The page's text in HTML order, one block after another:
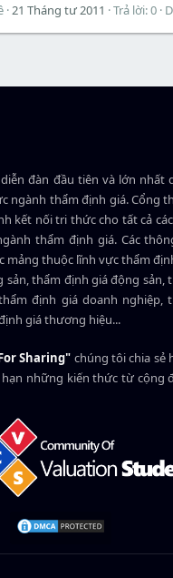
21 Tháng tư 2011 Trả lời: 0
đàn đầu tiên và lớn nhất
ngành thẩm định giá. Cổng
kết nối tri thức cho tất cả
thẩm định giá. Các
mảng thuộc lĩnh vực thẩm
sản, thẩm định giá động sản,
định giá doanh nghiệp,
giá thương hiệu...
Sharing" chúng tôi chia sẻ
những kiến thức từ cộng